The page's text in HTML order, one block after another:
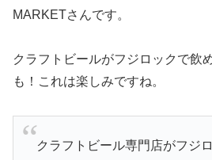
MARKETさんです。
クラフトビールがフジロックで飲
も！これは楽しみですね。
クラフトビール専門店がフジ